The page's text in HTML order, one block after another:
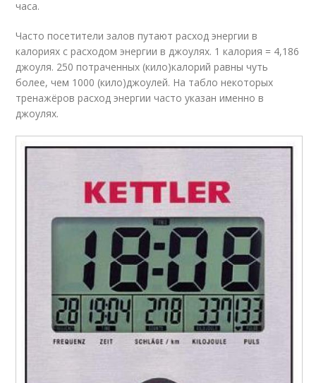
часа.
Часто посетители залов путают расход энергии в
калориях с расходом энергии в джоулях. 1 калория = 4,186
джоуля. 250 потраченных (кило)калорий равны чуть
более, чем 1000 (кило)джоулей. На табло некоторых
тренажёров расход энергии часто указан именно в
джоулях.